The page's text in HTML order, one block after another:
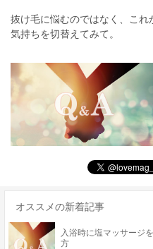
抜け毛に悩むのではなく、これ
気持ちを切替えてみて。
オススメの新着記事
入浴時に塩マッサージ
方